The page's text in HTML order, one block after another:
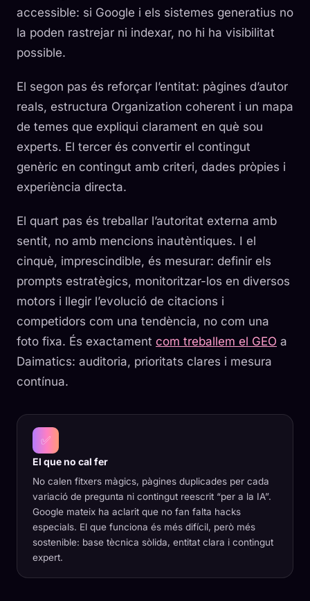
accessible: si Google i els sistemes generatius no
la poden rastrejar ni indexar, no hi ha visibilitat
possible.
El segon pas és reforçar l’entitat: pàgines d’autor
reals, estructura Organization coherent i un mapa
de temes que expliqui clarament en què sou
experts. El tercer és convertir el contingut
genèric en contingut amb criteri, dades pròpies i
experiència directa.
El quart pas és treballar l’autoritat externa amb
sentit, no amb mencions inautèntiques. I el
cinquè, imprescindible, és mesurar: definir els
prompts estratègics, monitoritzar-los en diversos
motors i llegir l’evolució de citacions i
competidors com una tendència, no com una
foto fixa. És exactament com treballem el GEO a
Daimatics: auditoria, prioritats clares i mesura
contínua.
✅
El que no cal fer
No calen fitxers màgics, pàgines duplicades per cada
variació de pregunta ni contingut reescrit “per a la IA”.
Google mateix ha aclarit que no fan falta hacks
especials. El que funciona és més difícil, però més
sostenible: base tècnica sòlida, entitat clara i contingut
expert.